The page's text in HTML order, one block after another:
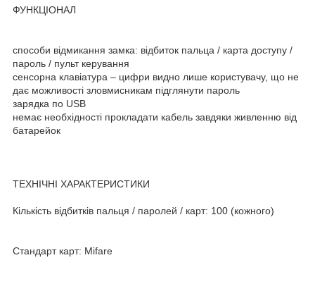
ФУНКЦІОНАЛ
способи відмикання замка: відбиток пальца / карта доступу /
пароль / пульт керування
сенсорна клавіатура – цифри видно лише користувачу, що не
дає можливості зловмисникам підглянути пароль
зарядка по USB
немає необхідності прокладати кабель завдяки живленню від
батарейок
ТЕХНІЧНІ ХАРАКТЕРИСТИКИ
Кількість відбитків пальця / паролей / карт: 100 (кожного)
Стандарт карт: Mifare